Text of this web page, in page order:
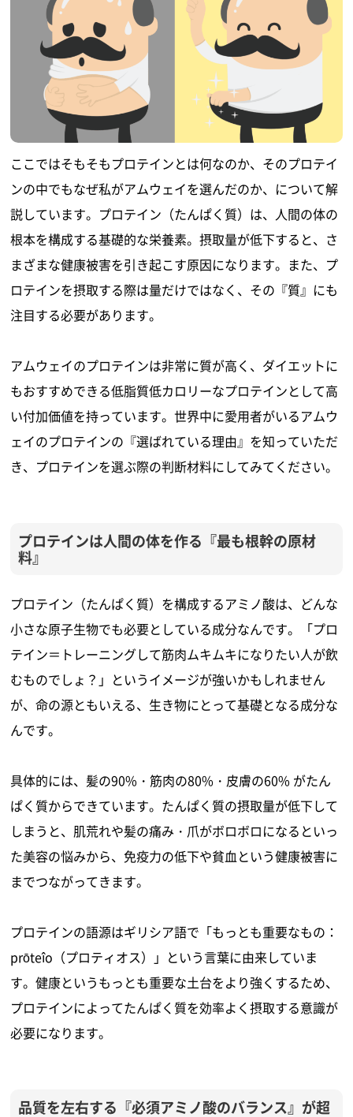
ここではそもそもプロテインとは何なのか、そのプロテイ
ンの中でもなぜ私がアムウェイを選んだのか、について解
説しています。プロテイン（たんぱく質）は、人間の体の
根本を構成する基礎的な栄養素。摂取量が低下すると、さ
まざまな健康被害を引き起こす原因になります。また、プ
ロテインを摂取する際は量だけではなく、その『質』にも
注目する必要があります。
アムウェイのプロテインは非常に質が高く、ダイエットに
もおすすめできる低脂質低カロリーなプロテインとして高
い付加価値を持っています。世界中に愛用者がいるアムウ
ェイのプロテインの『選ばれている理由』を知っていただ
き、プロテインを選ぶ際の判断材料にしてみてください。
プロテインは人間の体を作る『最も根幹の原材
料』
プロテイン（たんぱく質）を構成するアミノ酸は、どんな
小さな原子生物でも必要としている成分なんです。「プロ
テイン＝トレーニングして筋肉ムキムキになりたい人が飲
むものでしょ？」というイメージが強いかもしれません
が、命の源ともいえる、生き物にとって基礎となる成分な
んです。
具体的には、髪の90%・筋肉の80%・皮膚の60% がたん
ぱく質からできています。​たんぱく質の摂取量が低下して
しまうと、肌荒れや髪の痛み・爪がボロボロになるといっ
た美容の悩みから、免疫力の低下や貧血という健康被害に
までつながってきます。
プロテインの語源はギリシア語で「もっとも重要なもの：
prōteîo（プロティオス）」という言葉に由来していま
す。健康というもっとも重要な土台をより強くするため、
プロテインによってたんぱく質を効率よく摂取する意識が
必要になります。
品質を左右する『必須アミノ酸のバランス』が超